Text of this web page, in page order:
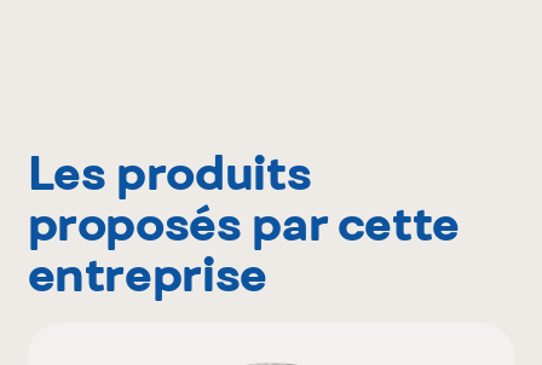
Les produits
proposés par cette
entreprise